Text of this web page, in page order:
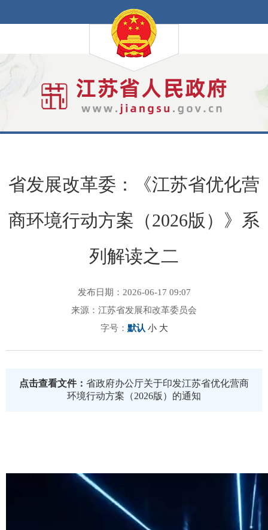
省发展改革委：《江苏省优化营
商环境行动方案（2026版）》系
列解读之二
发布日期：2026-06-17 09:07
来源：江苏省发展和改革委员会
字号： 默认 小 大
点击查看文件： 省政府办公厅关于印发江苏省优化营商
环境行动方案（2026版）的通知